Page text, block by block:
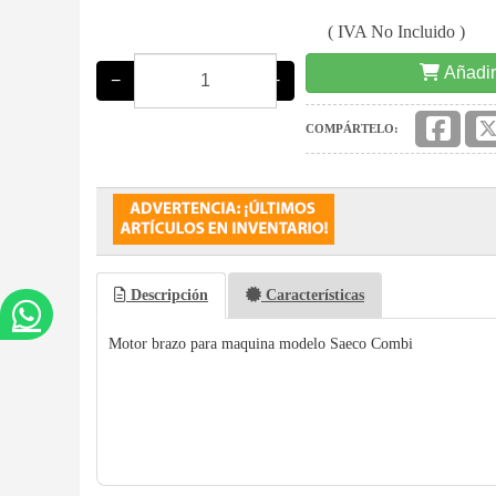
( IVA No Incluido )
− +
COMPÁRTELO:
Descripción Características
Motor brazo para maquina modelo Saeco Combi